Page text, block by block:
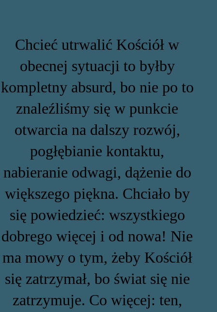
Chcieć utrwalić Kościół w
obecnej sytuacji to byłby
kompletny absurd, bo nie po to
znaleźliśmy się w punkcie
otwarcia na dalszy rozwój,
pogłębianie kontaktu,
nabieranie odwagi, dążenie do
większego piękna. Chciało by
się powiedzieć: wszystkiego
dobrego więcej i od nowa! Nie
ma mowy o tym, żeby Kościół
się zatrzymał, bo świat się nie
zatrzymuje. Co więcej: ten,